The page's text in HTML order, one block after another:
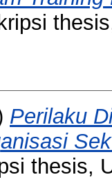
Perilaku
thesis,